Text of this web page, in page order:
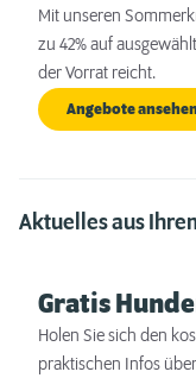
Mit unseren
zu 42% auf
der Vorrat reicht.
Angebote
Aktuelles aus
Gratis
Holen Sie sich den
praktischen Infos